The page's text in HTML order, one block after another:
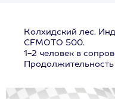
Колхидский лес.
CFMOTO 500.
1-2 человек в